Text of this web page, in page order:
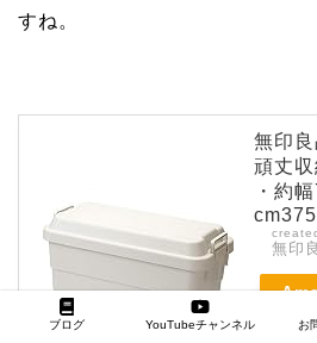
すね。
無印
頑丈
・約
無印
楽
ブログ YouTubeチャンネル お